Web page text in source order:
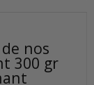
nos
300 gr